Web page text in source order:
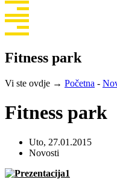
Fitness park
Vi ste ovdje → Početna -
Fitness park
Uto, 27.01.2015
Novosti